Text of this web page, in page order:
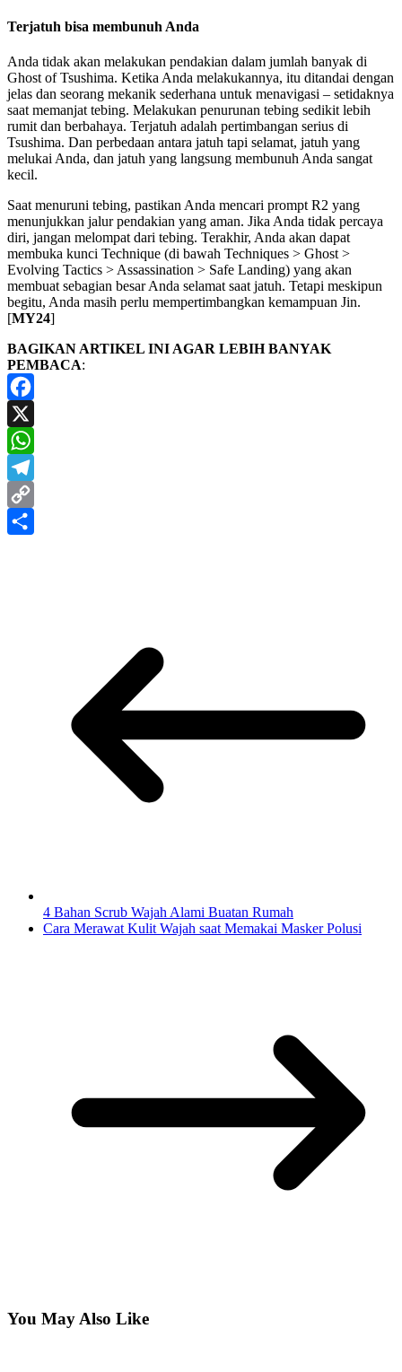
Terjatuh bisa membunuh Anda
Anda tidak akan melakukan pendakian dalam jumlah banyak di
Ghost of Tsushima. Ketika Anda melakukannya, itu ditandai dengan
jelas dan seorang mekanik sederhana untuk menavigasi – setidaknya
saat memanjat tebing. Melakukan penurunan tebing sedikit lebih
rumit dan berbahaya. Terjatuh adalah pertimbangan serius di
Tsushima. Dan perbedaan antara jatuh tapi selamat, jatuh yang
melukai Anda, dan jatuh yang langsung membunuh Anda sangat
kecil.
Saat menuruni tebing, pastikan Anda mencari prompt R2 yang
menunjukkan jalur pendakian yang aman. Jika Anda tidak percaya
diri, jangan melompat dari tebing. Terakhir, Anda akan dapat
membuka kunci Technique (di bawah Techniques > Ghost >
Evolving Tactics > Assassination > Safe Landing) yang akan
membuat sebagian besar Anda selamat saat jatuh. Tetapi meskipun
begitu, Anda masih perlu mempertimbangkan kemampuan Jin.
[MY24]
BAGIKAN ARTIKEL INI AGAR LEBIH BANYAK
PEMBACA:
Facebook
X
WhatsApp
Telegram
Copy
4 Bahan Scrub Wajah Alami Buatan Rumah
Cara Merawat Kulit Wajah saat Memakai Masker Polusi
You May Also Like